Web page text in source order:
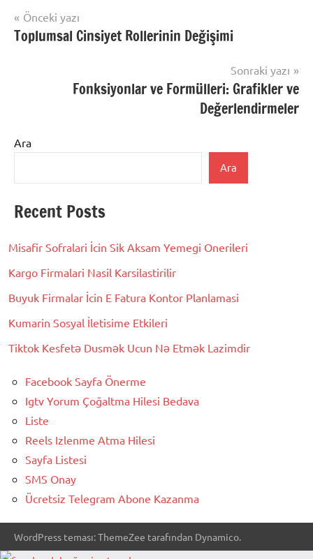
Yazı
gezinmesi
Önceki yazı
Toplumsal Cinsiyet Rollerinin Değişimi
Sonraki yazı
Fonksiyonlar ve Formülleri: Grafikler ve
Değerlendirmeler
Ara
Ara
Recent Posts
Misafir Sofralari İcin Sik Aksam Yemegi Onerileri
Kargo Firmalari Nasil Karsilastirilir
Buyuk Firmalar İcin E Fatura Kontor Planlamasi
Kumarin Sosyal İletisime Etkileri
Tiktok Kesfetə Dusmək Ucun Nə Etmək Lazimdir
Facebook Sayfa Önerme
Igtv Yorum Çoğaltma Hilesi Bedava
Liste
Reels Izlenme Atma Hilesi
Sayfa Listesi
SMS Onay
Ücretsiz Telegram Abone Kazanma
WordPress teması: ThemeZee tarafından Dynamico.